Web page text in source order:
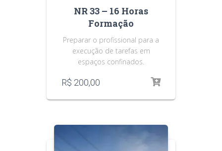
NR 33 – 16 Horas
Formação
Preparar o profissional para a
execução de tarefas em
espaços confinados.
R$ 200,00